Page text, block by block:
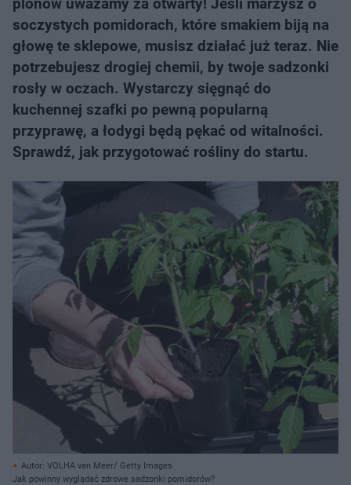
soczystych pomidorach, które smakiem biją na
głowę te sklepowe, musisz działać już teraz. Nie
potrzebujesz drogiej chemii, by twoje sadzonki
rosły w oczach. Wystarczy sięgnąć do
kuchennej szafki po pewną popularną
przyprawę, a łodygi będą pękać od witalności.
Sprawdź, jak przygotować rośliny do startu.
Autor: VOLHA van Meer/ Getty Images
Jak powinny wyglądać zdrowe sadzonki pomidorów?